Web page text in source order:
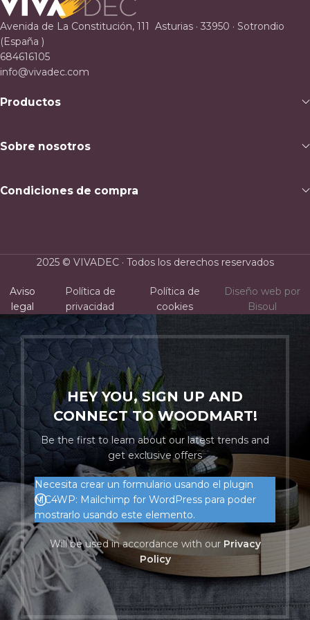
Avenida de La Constitución, 111 Asturias · 33950 · Sotrondio
(España )
684616105
info@vivadec.com
Productos
Sobre nosotros
Condiciones de compra
2025 © VIVADEC · Todos los derechos reservados
Aviso
legal
Política de
privacidad
Política de
cookies
Diseño web por
Bisoul
HEY YOU, SIGN UP AND
CONNECT TO WOODMART!
Be the first to learn about our latest trends and
get exclusive offers
Necesita crear un formulario usando el plugin
MC4WP: Mailchimp for WordPress para poder
mostrarlo usando este elemento.
Will be used in accordance with our Privacy
Policy